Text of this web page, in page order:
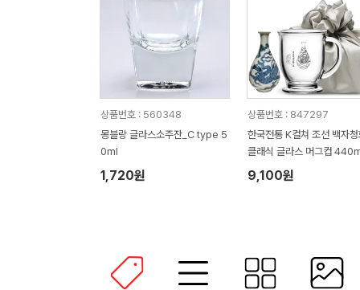
상품번호 : 560348
몽블랑 글라스소주잔_C type 5
0ml
1,720원
상품번호 : 847297
한국전통 K컬쳐 조선 백자청
클래식 글라스 머그컵
(보자기 포장)
9,100원